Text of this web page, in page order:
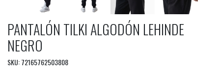
PANTALÓN TILKI ALGODÓN LEHINDE
NEGRO
SKU: 72165762503808